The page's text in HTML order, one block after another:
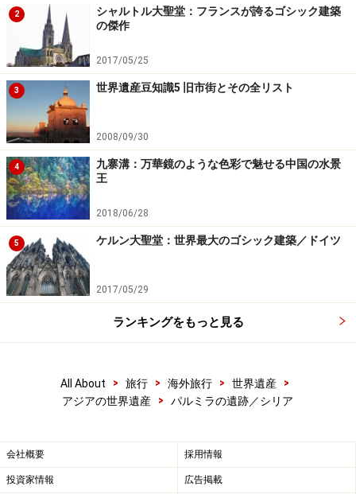
2
シャルトル大聖堂：フランスが誇るゴシック建築
の傑作
2017/05/25
3 世界遺産豆知識5 旧市街とその全リスト
2008/09/30
4
九寨溝：万華鏡のような色彩で魅せる中国の水景
王
2018/06/28
5 ケルン大聖堂：世界最大のゴシック建築／ドイツ
2017/05/29
ランキングをもっと見る
All About > 旅行 > 海外旅行 > 世界遺産
>
アジアの世界遺産
> パルミラの遺跡／シリア
会社概要 採用情報
投資家情報 広告掲載